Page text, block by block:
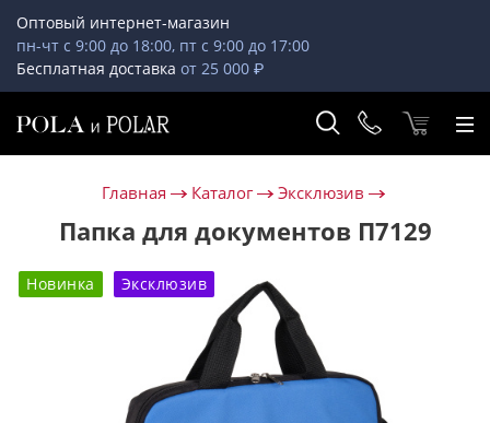
Оптовый интернет-магазин
пн-чт с 9:00 до 18:00, пт с 9:00 до 17:00
Бесплатная доставка от 25 000 ₽
Главная Каталог Эксклюзив
Папка для документов П7129
Новинка Эксклюзив